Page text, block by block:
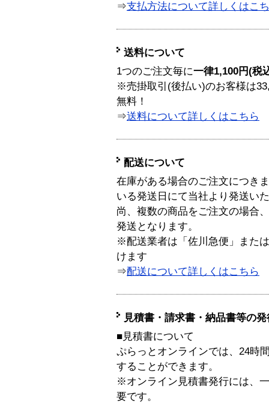
⇒支払方法について詳しくはこ
送料について
1つのご注文毎に一律1,100円(税
※売掛取引(後払い)のお客様は
無料！
⇒送料について詳しくはこちら
配送について
在庫がある場合のご注文につき
いる発送日にて当社より発送い
尚、複数の商品をご注文の場合
発送となります。
※配送業者は「佐川急便」また
けます
⇒配送について詳しくはこちら
見積書・請求書・納品書等の
■見積書について
ぷらっとオンラインでは、24時
することができます。
※オンライン見積書発行には、
要です。